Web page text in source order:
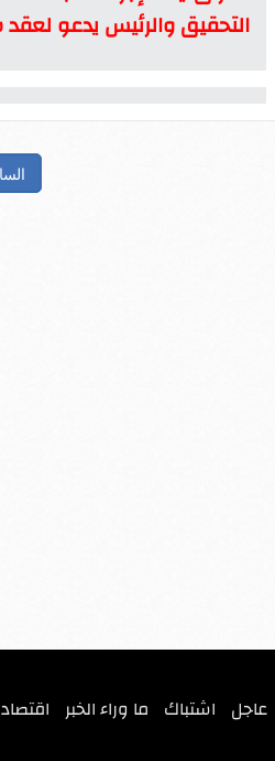
التحقيق والرئيس يدعو
عاجل اشتباك ما وراء الخبر